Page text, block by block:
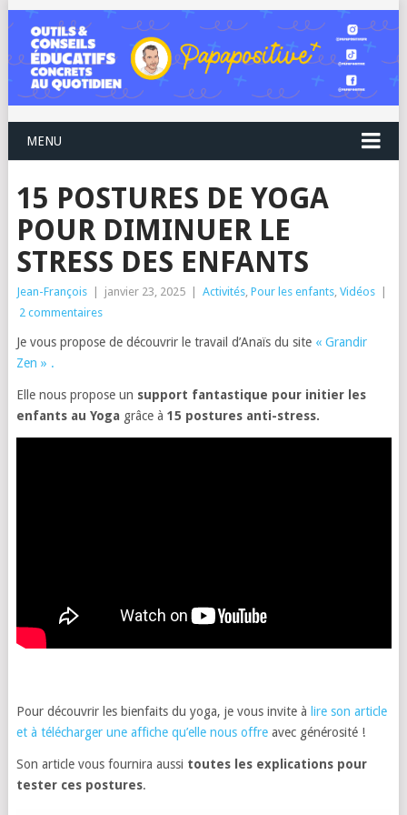
MENU
15 POSTURES DE YOGA
POUR DIMINUER LE
STRESS DES ENFANTS
Jean-François janvier 23, 2025 Activités, Pour les enfants, Vidéos
2 commentaires
Je vous propose de découvrir le travail d’Anaïs du site « Grandir
Zen » .
Elle nous propose un support fantastique pour initier les
enfants au Yoga grâce à 15 postures anti-stress.
Pour découvrir les bienfaits du yoga, je vous invite à lire son article
et à télécharger une affiche qu’elle nous offreavec générosité !
Son article vous fournira aussi toutes les explications pour
tester ces postures.